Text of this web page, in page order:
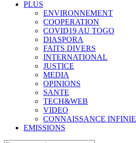
PLUS
ENVIRONNEMENT
COOPERATION
COVID19 AU TOGO
DIASPORA
FAITS DIVERS
INTERNATIONAL
JUSTICE
MEDIA
OPINIONS
SANTE
TECH&WEB
VIDEO
CONNAISSANCE INFINIE
EMISSIONS